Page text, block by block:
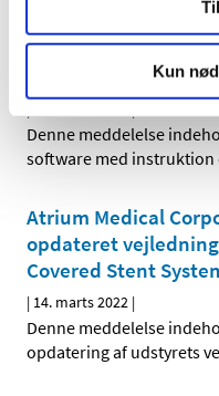
Kun
Siemens
softwareopdatering
Denne meddelelse
software med
Atrium Medical
opdateret
Covered Stent
| 14. marts 2022 |
Denne meddelelse
opdatering af udstyrets